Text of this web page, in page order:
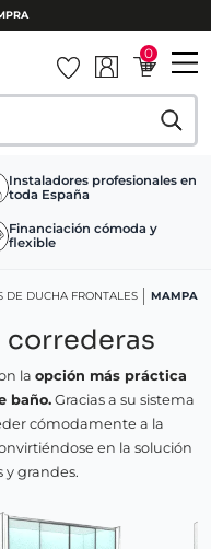
0
Instaladores profesionales en
toda España
Financiación cómoda y
flexible
DE DUCHA FRONTALES
correderas
la opción más práctica
baño. Gracias a su sistema
cómodamente a la
en la solución
y grandes.